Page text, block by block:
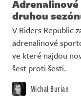
druhou
V Riders Republic
adrenalinové
ve které najdou
šest proti šesti.
Michal Burian